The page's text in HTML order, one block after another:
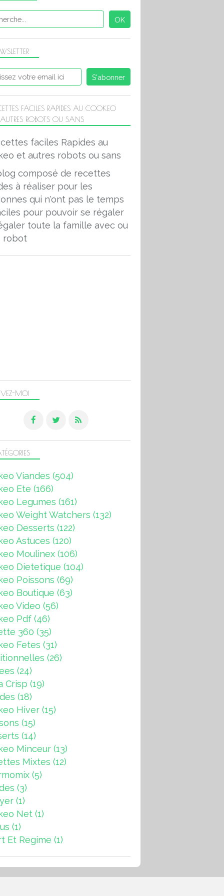
MOI
FACILES RAPIDES AU COOKEO
ROBOTS OU SANS
composé de recettes
à réaliser pour les
qui n'ont pas le temps
pour pouvoir se régaler
toute la famille avec ou
robot
Viandes (504)
Ete (166)
Legumes (161)
Weight Watchers (132)
Desserts (122)
Astuces (120)
Moulinex (106)
Dietetique (104)
Poissons (69)
Boutique (63)
Video (56)
Pdf (46)
360 (35)
Fetes (31)
(26)
(24)
Crisp (19)
(18)
Hiver (15)
(15)
(14)
Minceur (13)
Mixtes (12)
(5)
(3)
(1)
Net (1)
(1)
Et Regime (1)